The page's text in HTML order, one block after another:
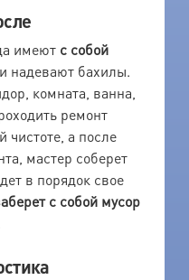
имеют с собой
надевают бахилы.
комната, ванна,
ремонт
чистоте, а после
мастер соберет
в порядок свое
с собой мусор